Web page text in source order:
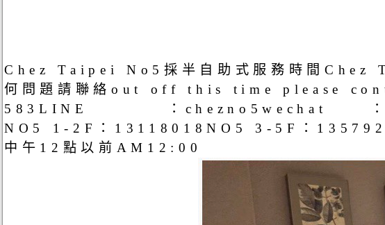
Chez Taipei No5採半自助式服務時間
何問題請聯絡out off this time please
583LINE ：chezno5wechat
NO5 1-2F：13118018NO5 3-5F：
中午12點以前AM12:00